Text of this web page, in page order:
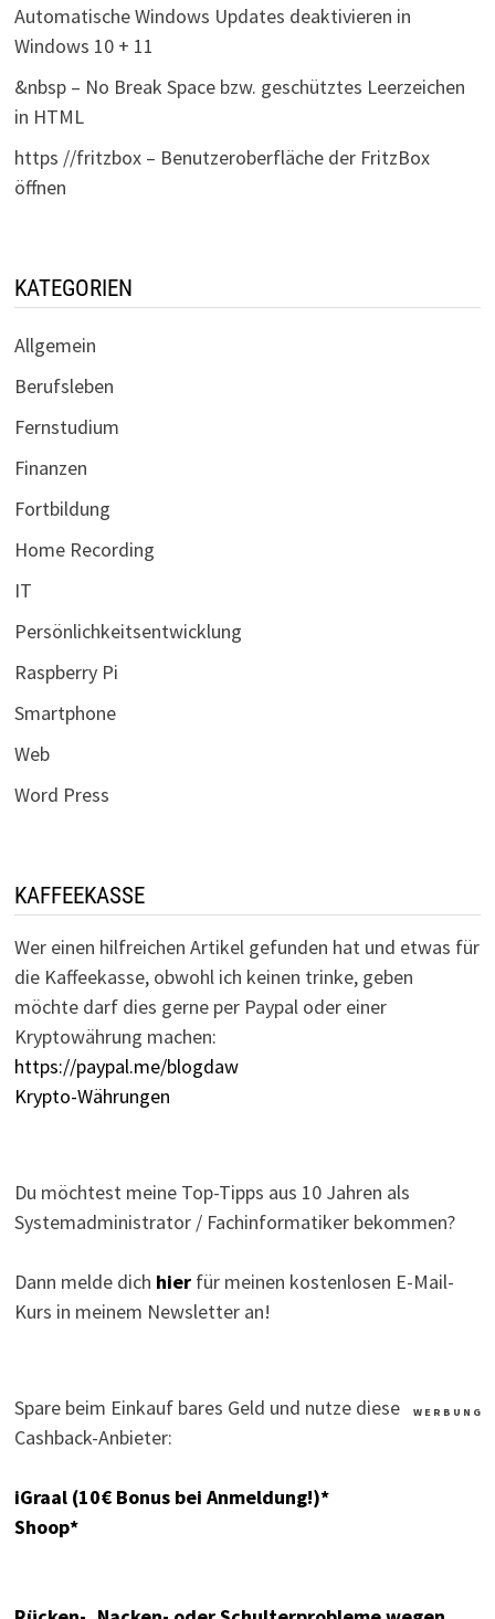
Automatische Windows Updates deaktivieren in
Windows 10 + 11
&nbsp – No Break Space bzw. geschütztes Leerzeichen
in HTML
https //fritzbox – Benutzeroberfläche der FritzBox
öffnen
KATEGORIEN
Allgemein
Berufsleben
Fernstudium
Finanzen
Fortbildung
Home Recording
IT
Persönlichkeitsentwicklung
Raspberry Pi
Smartphone
Web
Word Press
KAFFEEKASSE
Wer einen hilfreichen Artikel gefunden hat und etwas für
die Kaffeekasse, obwohl ich keinen trinke, geben
möchte darf dies gerne per Paypal oder einer
Kryptowährung machen:
https://paypal.me/blogdaw
Krypto-Währungen
Du möchtest meine Top-Tipps aus 10 Jahren als
Systemadministrator / Fachinformatiker bekommen?
Dann melde dich hierfür meinen kostenlosen E-Mail-
Kurs in meinem Newsletter an!
W E R B U N G
Spare beim Einkauf bares Geld und nutze diese
Cashback-Anbieter:
iGraal (10€ Bonus bei Anmeldung!)*
Shoop*